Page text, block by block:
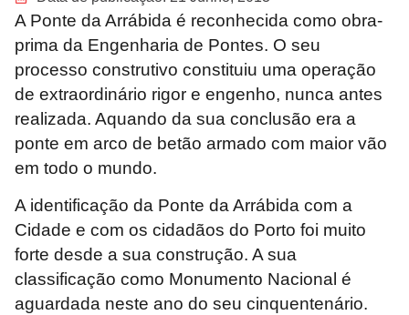
A Ponte da Arrábida é reconhecida como obra-
prima da Engenharia de Pontes. O seu
processo construtivo constituiu uma operação
de extraordinário rigor e engenho, nunca antes
realizada. Aquando da sua conclusão era a
ponte em arco de betão armado com maior vão
em todo o mundo.
A identificação da Ponte da Arrábida com a
Cidade e com os cidadãos do Porto foi muito
forte desde a sua construção. A sua
classificação como Monumento Nacional é
aguardada neste ano do seu cinquentenário.